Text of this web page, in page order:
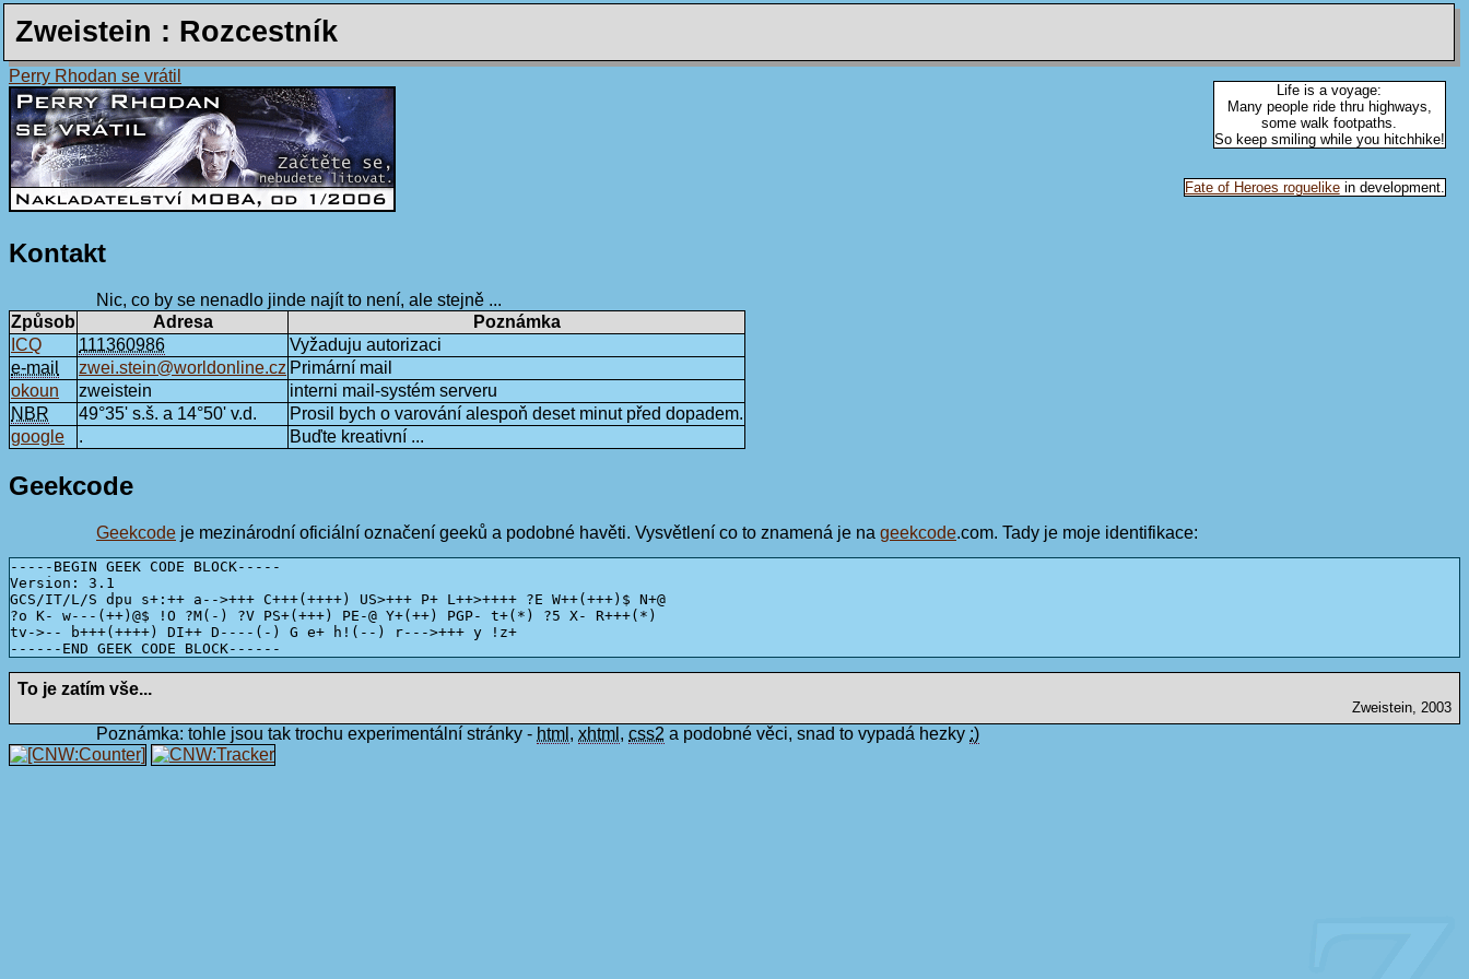
Zweistein : Rozcestník
Life is a voyage:
Many people ride thru highways,
some walk footpaths.
So keep smiling while you hitchhike!
Fate of Heroes roguelikein development.
Perry Rhodan se vrátil
Kontakt
Nic, co by se nenadlo jinde najít to není, ale stejně ...
Způsob
Adresa
Poznámka
ICQ
111360986
Vyžaduju autorizaci
e-mail
zwei.stein@worldonline.cz Primární mail
okoun
zweistein
interni mail-systém serveru
NBR
49°35' s.š. a 14°50' v.d.
Prosil bych o varování alespoň deset minut před dopadem.
google
. Buďte kreativní ...
Geekcode
Geekcode je mezinárodní oficiální označení geeků a podobné havěti. Vysvětlení co to znamená je na geekcode.com. Tady je moje identifikace:
-----BEGIN GEEK CODE BLOCK-----
Version: 3.1
GCS/IT/L/S dpu s+:++ a-->+++ C+++(++++) US>+++ P+ L++>++++ ?E W++(+++)$ N+@
?o K- w---(++)@$ !O ?M(-) ?V PS+(+++) PE-@ Y+(++) PGP- t+(*) ?5 X- R+++(*)
tv->-- b+++(++++) DI++ D----(-) G e+ h!(--) r--->+++ y !z+
------END GEEK CODE BLOCK------
To je zatím vše...
Zweistein, 2003
Poznámka: tohle jsou tak trochu experimentální stránky - html , xhtml , css2 a podobné věci, snad to vypadá hezky :)